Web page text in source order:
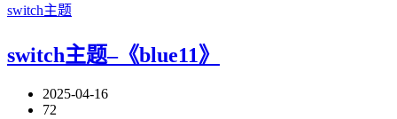
switch主题
switch主题–《blue11》
2025-04-16
72